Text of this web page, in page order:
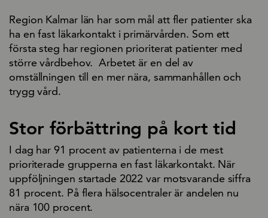
Region Kalmar län har som mål att fler patienter ska
ha en fast läkarkontakt i primärvården. Som ett
första steg har regionen prioriterat patienter med
större vårdbehov. Arbetet är en del av
omställningen till en mer nära, sammanhållen och
trygg vård.
Stor förbättring på kort tid
I dag har 91 procent av patienterna i de mest
prioriterade grupperna en fast läkarkontakt. När
uppföljningen startade 2022 var motsvarande siffra
81 procent. På flera hälsocentraler är andelen nu
nära 100 procent.